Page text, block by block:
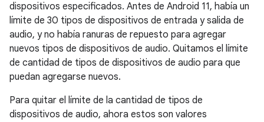
dispositivos especificados. Antes de Android 11, había un
límite de 30 tipos de dispositivos de entrada y salida de
audio, y no había ranuras de repuesto para agregar
nuevos tipos de dispositivos de audio. Quitamos el límite
de cantidad de tipos de dispositivos de audio para que
puedan agregarse nuevos.
Para quitar el límite de la cantidad de tipos de
dispositivos de audio, ahora estos son valores